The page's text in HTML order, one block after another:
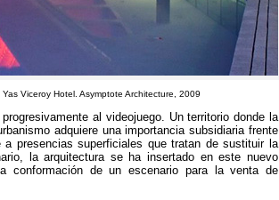
Viceroy Hotel. Asymptote Architecture, 2009
al videojuego. Un territorio donde la
adquiere una importancia subsidiaria frente
presencias superficiales que tratan de sustituir la
la arquitectura se ha insertado en este nuevo
conformación de un escenario para la venta de